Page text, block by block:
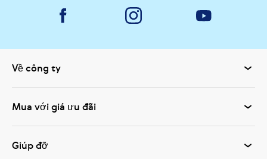
Về công ty
Mua với giá ưu đãi
Giúp đỡ